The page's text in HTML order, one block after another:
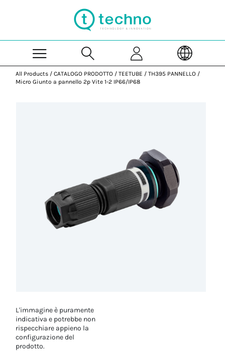
All Products / CATALOGO PRODOTTO / TEETUBE / TH395 PANNELLO /
Micro Giunto a pannello 2p Vite 1-2 IP66/IP68
L'immagine è puramente
indicativa e potrebbe non
rispecchiare appieno la
configurazione del
prodotto.